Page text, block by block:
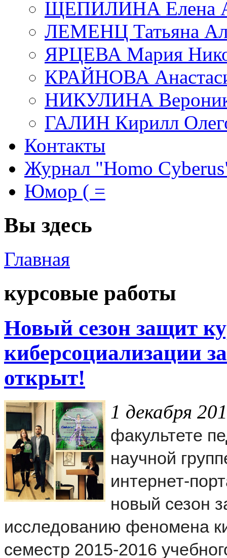
ЩЕПИЛИНА Елена
ЛЕМЕНЦ Татьяна
ЯРЦЕВА Мария
КРАЙНОВА
НИКУЛИНА
ГАЛИН Кирилл
Контакты
Журнал "Homo
Юмор ( =
Вы здесь
Главная
курсовые работы
Новый сезон защит
киберсоциализации
открыт!
1 декабря
факультете
научной
интернет-
новый сезон
исследованию феномена
семестр 2015-2016